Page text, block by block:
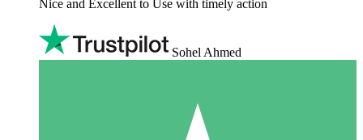
Nice and Excellent to Use with timely action
Sohel Ahmed